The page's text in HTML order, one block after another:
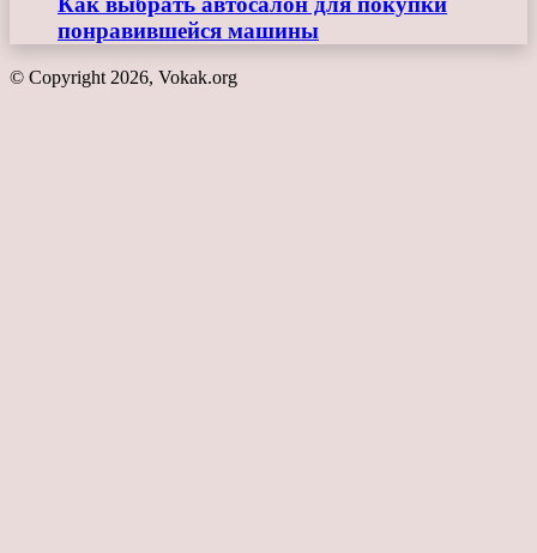
понравившейся машины
© Copyright 2026, Vokak.org